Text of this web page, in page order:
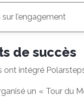
l’engagement
de succès
ont intégré
un « Tour du